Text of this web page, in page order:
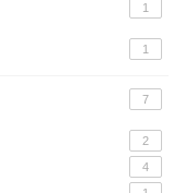
1
1
7
2
4